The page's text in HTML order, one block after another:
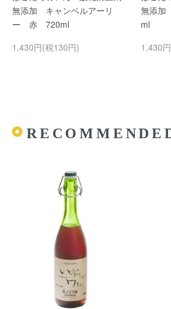
無添加 キャンベルアーリ
ー 赤 720ml
1,430円(税130円)
無添
ml
1,430